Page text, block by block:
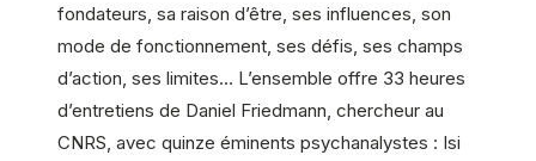
fondateurs, sa raison d’être, ses influences, son
mode de fonctionnement, ses défis, ses champs
d’action, ses limites… L’ensemble offre 33 heures
d’entretiens de Daniel Friedmann, chercheur au
CNRS, avec quinze éminents psychanalystes : Isi